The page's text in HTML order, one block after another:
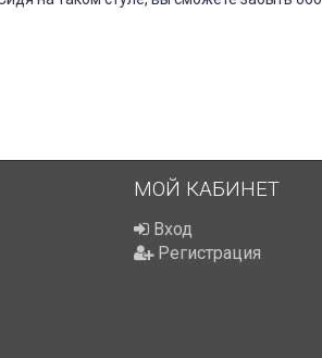
МОЙ КАБИНЕТ
Вход
Регистрация